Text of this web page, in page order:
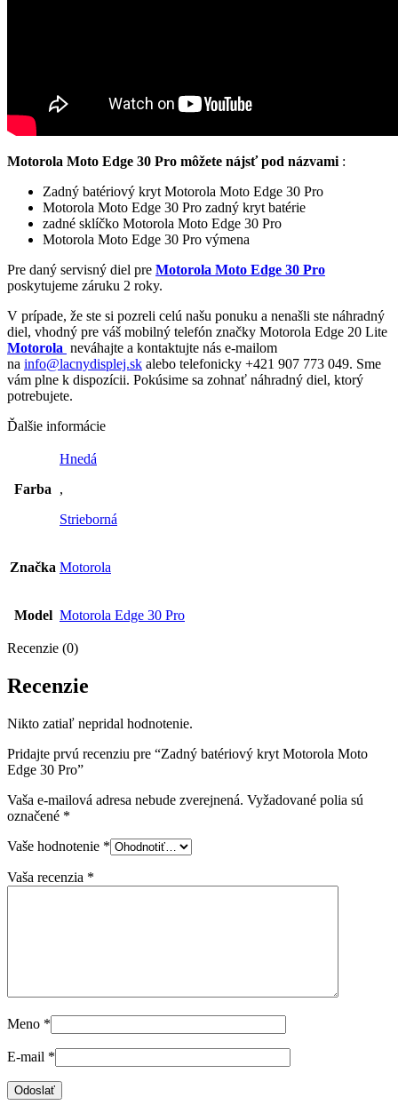
Motorola Moto Edge 30 Pro môžete nájsť pod názvami :
Zadný batériový kryt Motorola Moto Edge 30 Pro
Motorola Moto Edge 30 Pro zadný kryt batérie
zadné sklíčko Motorola Moto Edge 30 Pro
Motorola Moto Edge 30 Pro výmena
Pre daný servisný diel pre Motorola Moto Edge 30 Pro
poskytujeme záruku 2 roky.
V prípade, že ste si pozreli celú našu ponuku a nenašli ste náhradný
diel, vhodný pre váš mobilný telefón značky Motorola Edge 20 Lite
Motorola neváhajte a kontaktujte nás e-mailom
na info@lacnydisplej.sk alebo telefonicky +421 907 773 049. Sme
vám plne k dispozícii. Pokúsime sa zohnať náhradný diel, ktorý
potrebujete.
Ďalšie informácie
Farba
Hnedá
,
Strieborná
Značka Motorola
Model Motorola Edge 30 Pro
Recenzie (0)
Recenzie
Nikto zatiaľ nepridal hodnotenie.
Pridajte prvú recenziu pre “Zadný batériový kryt Motorola Moto
Edge 30 Pro”
Vaša e-mailová adresa nebude zverejnená. Vyžadované polia sú
označené *
Vaše hodnotenie *
Vaša recenzia *
Meno *
E-mail *